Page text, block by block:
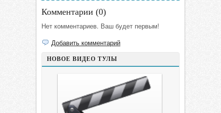
Комментарии (0)
Нет комментариев. Ваш будет первым!
Добавить комментарий
НОВОЕ ВИДЕО ТУЛЫ